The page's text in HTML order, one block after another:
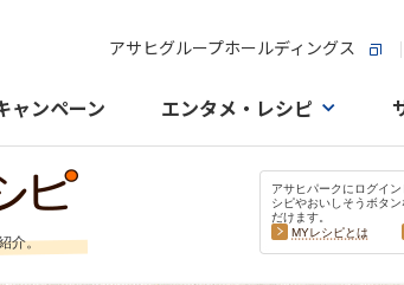
アサヒグループホールディングス
ャンペーン エンタメ・レシピ
介。
アサヒパークにログイ
シピやおいしそうボタ
だけます。
MYレシピとは